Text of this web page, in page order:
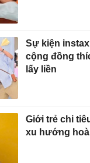
Sự kiện
cộng đồng
lấy liền
Giới trẻ chi
xu hướng